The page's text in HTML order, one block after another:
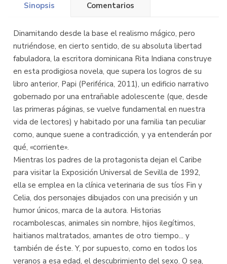
Sinopsis Comentarios
Dinamitando desde la base el realismo mágico, pero
nutriéndose, en cierto sentido, de su absoluta libertad
fabuladora, la escritora dominicana Rita Indiana construye
en esta prodigiosa novela, que supera los logros de su
libro anterior, Papi (Periférica, 2011), un edificio narrativo
gobernado por una entrañable adolescente (que, desde
las primeras páginas, se vuelve fundamental en nuestra
vida de lectores) y habitado por una familia tan peculiar
como, aunque suene a contradicción, y ya entenderán por
qué, «corriente».
Mientras los padres de la protagonista dejan el Caribe
para visitar la Exposición Universal de Sevilla de 1992,
ella se emplea en la clínica veterinaria de sus tíos Fin y
Celia, dos personajes dibujados con una precisión y un
humor únicos, marca de la autora. Historias
rocambolescas, animales sin nombre, hijos ilegítimos,
haitianos maltratados, amantes de otro tiempo... y
también de éste. Y, por supuesto, como en todos los
veranos a esa edad, el descubrimiento del sexo. O sea,